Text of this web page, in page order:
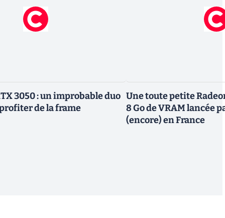
3050 : un improbable duo
de la frame
Une toute petite
8 Go de VRAM lancée
(encore) en France